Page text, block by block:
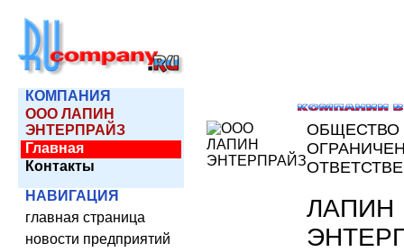
КОМПАНИЯ
ООО ЛАПИН
ЭНТЕРПРАЙЗ
Главная
Контакты
НАВИГАЦИЯ
главная страница
новости предприятий
ОБЩЕСТВО
ЛАПИН